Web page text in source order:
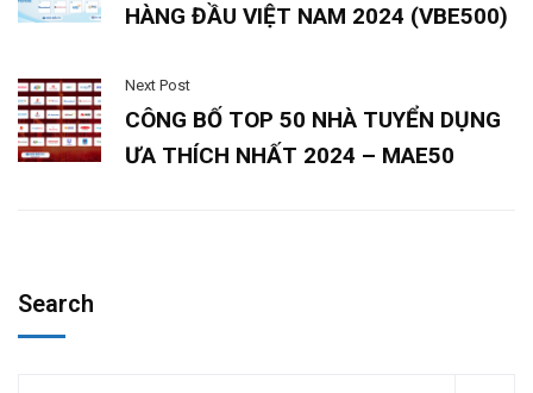
HÀNG ĐẦU VIỆT NAM 2024 (VBE500)
Next Post
CÔNG BỐ TOP 50 NHÀ TUYỂN DỤNG
ƯA THÍCH NHẤT 2024 – MAE50
Search